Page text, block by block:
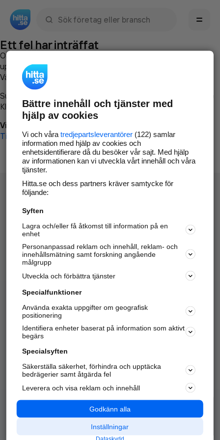
Ett fel har inträffat
Om du vill kan du
uppstod så att vi lättare och snabbare kan avhjälpa det.
Vänligen försök med följande:
Surfa till
Klicka påTillbaka-knappen i webbläsaren och försök igen
Vi beklagar besväret!
Till startsidan
Hitta.se - Gratis nummerupplysning.
Sök företag, personer och platser.
Hitta telefonnummer, adresser, företagsinfo mm.
Marknadsför företaget
Kom igång och annonsera mot
samarbetspartners nära dig.
Alla kategorier
Populära sökningar
API & Kartor
Annonsera
Integritet
Nödnummer
Bättre innehåll och tjänster med
hjälp av cookies
Vi och våra tredjepartsleverantörer(122) samlar
information med hjälp av cookies och
enhetsidentifierare då du besöker vår sajt. Med hjälp
av informationen kan vi utveckla vårt innehåll och våra
tjänster.
Hitta.se och dess partners kräver samtycke för
följande:
Syften
Lagra och/eller få åtkomst till information på en
enhet
Personanpassad reklam och innehåll, reklam- och
innehållsmätning samt forskning angående
målgrupp
Utveckla och förbättra tjänster
Specialfunktioner
Använda exakta uppgifter om geografisk
positionering
Identifiera enheter baserat på information som aktivt
begärs
Specialsyften
Säkerställa säkerhet, förhindra och upptäcka
bedrägerier samt åtgärda fel
Leverera och visa reklam och innehåll
Godkänn alla
Inställningar
Dataskydd